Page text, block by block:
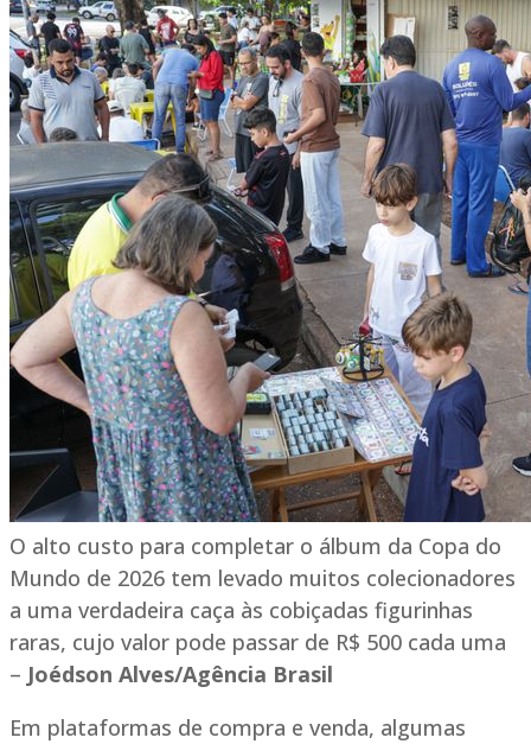
O alto custo para completar o álbum da Copa do
Mundo de 2026 tem levado muitos colecionadores
a uma verdadeira caça às cobiçadas figurinhas
raras, cujo valor pode passar de R$ 500 cada uma
– Joédson Alves/Agência Brasil
Em plataformas de compra e venda, algumas